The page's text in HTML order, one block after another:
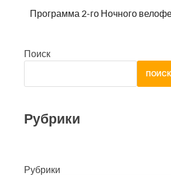
Программа 2-го Ночного
Поиск
ПОИСК
Рубрики
Рубрики